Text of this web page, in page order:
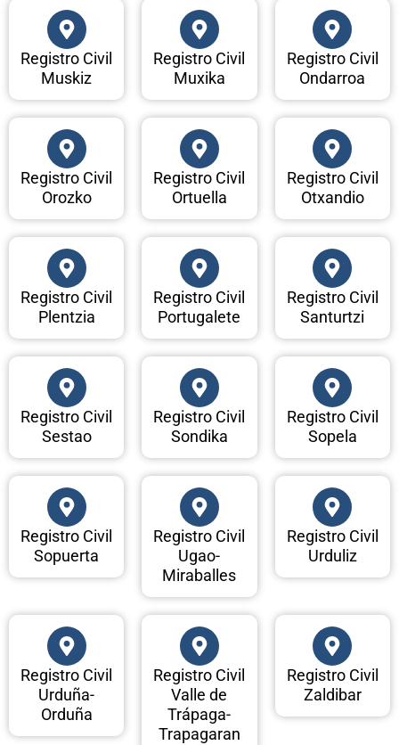
Registro Civil
Muskiz
Registro Civil
Muxika
Registro Civil
Ondarroa
Registro Civil
Orozko
Registro Civil
Ortuella
Registro Civil
Otxandio
Registro Civil
Plentzia
Registro Civil
Portugalete
Registro Civil
Santurtzi
Registro Civil
Sestao
Registro Civil
Sondika
Registro Civil
Sopela
Registro Civil
Sopuerta
Registro Civil
Ugao-
Miraballes
Registro Civil
Urduliz
Registro Civil
Urduña-
Orduña
Registro Civil
Valle de
Trápaga-
Trapagaran
Registro Civil
Zaldibar